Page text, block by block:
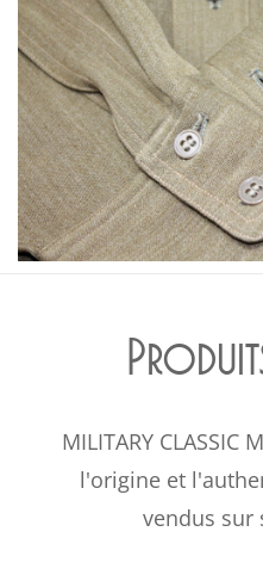
MILITARY CLASSIC
l'origine et
vendus sur